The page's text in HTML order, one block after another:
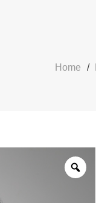
Home